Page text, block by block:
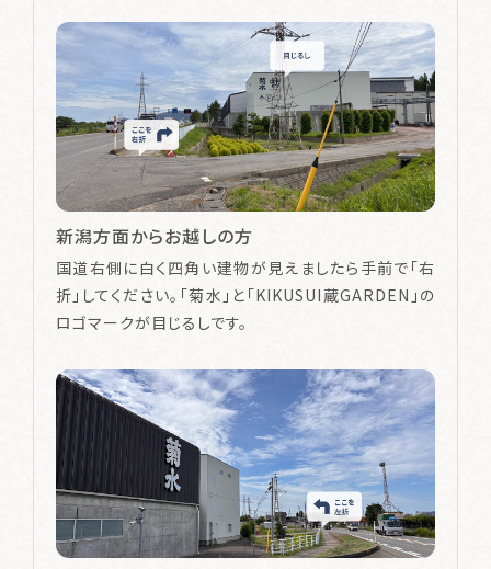
新潟方面からお越しの方
国道右側に白く四角い建物が見えましたら手前で「右
折」してください。「菊水」と「KIKUSUI蔵GARDEN」の
ロゴマークが目じるしです。